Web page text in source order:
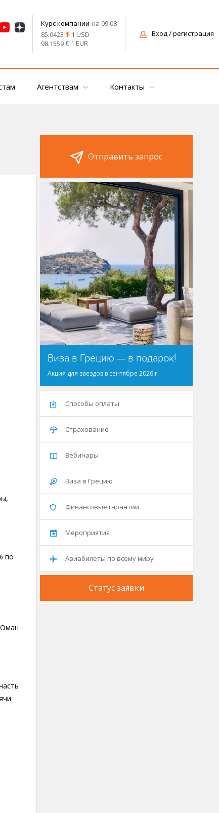
Курс компании на 09.08
85.0423 $ 1 USD
98.1559 €1 EUR
Вход/ регистрация
Агентствам Контакты
по
Отправить запрос
Виза в Грецию — в подарок!
Акция для заездов в сентябре 2026 г.
Способы оплаты
Страхование
Вебинары
Виза в Грецию
Финансовые гарантии
Мероприятия
Авиабилеты по всему миру
Статус заявки